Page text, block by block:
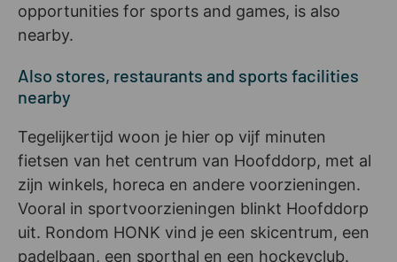
opportunities for sports and games, is also
nearby.
Also stores, restaurants and sports facilities
nearby
Tegelijkertijd woon je hier op vijf minuten
fietsen van het centrum van Hoofddorp, met al
zijn winkels, horeca en andere voorzieningen.
Vooral in sportvoorzieningen blinkt Hoofddorp
uit. Rondom HONK vind je een skicentrum, een
padelbaan, een sporthal en een hockeyclub.